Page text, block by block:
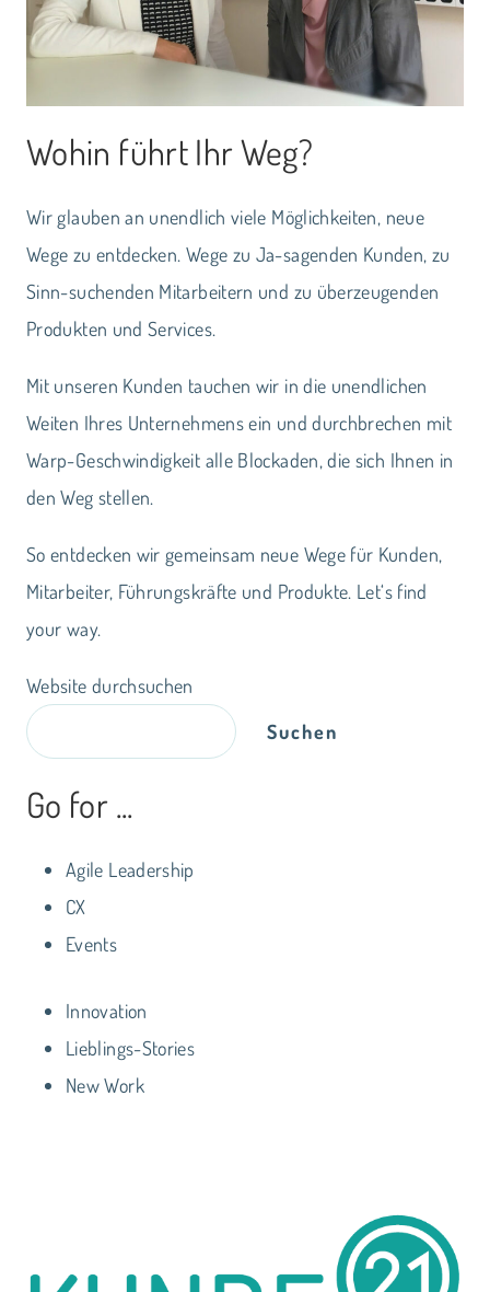
SO
BLEIBEN
KUNDEN
TREU
Wohin führt Ihr Weg?
Wir glauben an unendlich viele Möglichkeiten, neue
Wege zu entdecken. Wege zu Ja-sagenden Kunden, zu
Sinn-suchenden Mitarbeitern und zu überzeugenden
Produkten und Services.
Mit unseren Kunden tauchen wir in die unendlichen
Weiten Ihres Unternehmens ein und durchbrechen mit
Warp-Geschwindigkeit alle Blockaden, die sich Ihnen in
den Weg stellen.
So entdecken wir gemeinsam neue Wege für Kunden,
Mitarbeiter, Führungskräfte und Produkte. Let‘s find
your way.
Website durchsuchen
Suchen
Go for ...
Agile Leadership
CX
Events
Innovation
Lieblings-Stories
New Work